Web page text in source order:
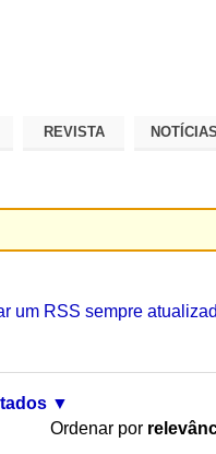
REVISTA NOTÍCIAS
um RSS sempre
Ordenar por